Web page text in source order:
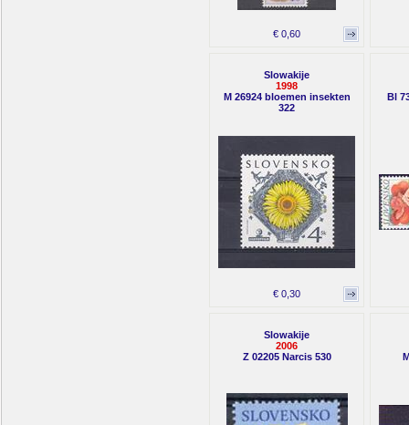
€ 0,60
Slowakije
1998
M 26924 bloemen insekten
322
€ 0,30
Bl
Slowakije
2006
Z 02205 Narcis 530